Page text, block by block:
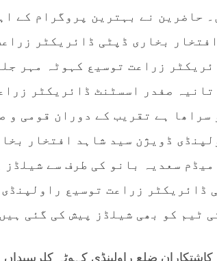
حاضرین نے بہترین پروگرام کے
بخاری ڈپٹی ڈائریکٹر
زراعت توسیع کہوٹہ مہر
صفدر اسسٹنٹ ڈائریکٹر
سراھا ہے تقریب کے دوران قومی
ڈویژن سید شاہد افتخار
میڈم سعدیہ بانو کی طرف سے
ڈائریکٹر زراعت توسیع
ٹیم کو بھی شیلڈز پیش کی گئی ہیں
ضلع راولپنڈی کہوٹہ